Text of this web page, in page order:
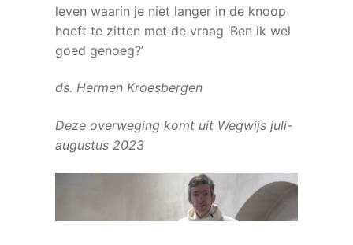
leven waarin je niet langer in de knoop
hoeft te zitten met de vraag ‘Ben ik wel
goed genoeg?’
ds. Hermen Kroesbergen
Deze overweging komt uit Wegwijs juli-
augustus 2023